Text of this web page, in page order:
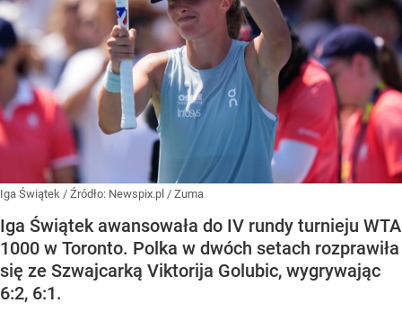
Iga Świątek / Źródło: Newspix.pl / Zuma
Iga Świątek awansowała do IV rundy turnieju WTA
1000 w Toronto. Polka w dwóch setach rozprawiła
się ze Szwajcarką Viktorija Golubic, wygrywając
6:2, 6:1.